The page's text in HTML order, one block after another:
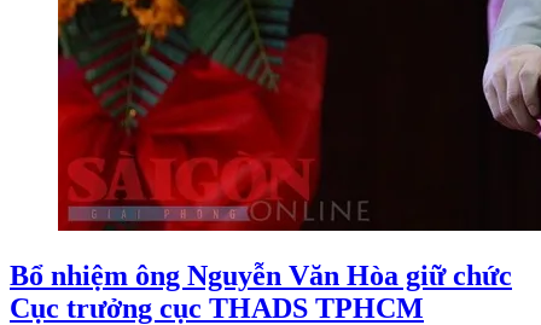
Bổ nhiệm ông Nguyễn Văn Hòa giữ chức
Cục trưởng cục THADS TPHCM